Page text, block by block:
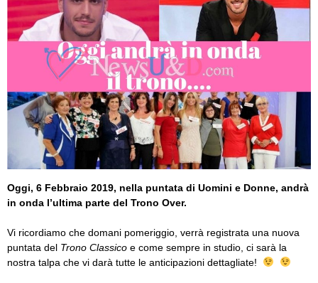
Oggi, 6 Febbraio 2019, nella puntata di Uomini e Donne, andrà
in onda l’ultima parte del Trono Over.
Vi ricordiamo che domani pomeriggio, verrà registrata una nuova
puntata del Trono Classico e come sempre in studio, ci sarà la
nostra talpa che vi darà tutte le anticipazioni dettagliate!